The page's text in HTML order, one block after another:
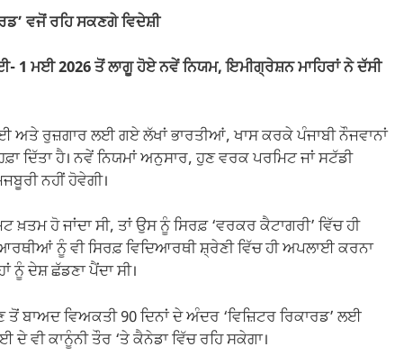
ਵਜੋਂ ਰਹਿ ਸਕਣਗੇ ਵਿਦੇਸ਼ੀ
1 ਮਈ 2026 ਤੋਂ ਲਾਗੂ ਹੋਏ ਨਵੇਂ ਨਿਯਮ, ਇਮੀਗ੍ਰੇਸ਼ਨ ਮਾਹਿਰਾਂ ਨੇ ਦੱਸੀ
ਅਤੇ ਰੁਜ਼ਗਾਰ ਲਈ ਗਏ ਲੱਖਾਂ ਭਾਰਤੀਆਂ, ਖਾਸ ਕਰਕੇ ਪੰਜਾਬੀ ਨੌਜਵਾਨਾਂ
ਦਿੱਤਾ ਹੈ। ਨਵੇਂ ਨਿਯਮਾਂ ਅਨੁਸਾਰ, ਹੁਣ ਵਰਕ ਪਰਮਿਟ ਜਾਂ ਸਟੱਡੀ
ਨਹੀਂ ਹੋਵੇਗੀ।
ਹੋ ਜਾਂਦਾ ਸੀ, ਤਾਂ ਉਸ ਨੂੰ ਸਿਰਫ਼ ‘ਵਰਕਰ ਕੈਟਾਗਰੀ’ ਵਿੱਚ ਹੀ
ਨੂੰ ਵੀ ਸਿਰਫ਼ ਵਿਦਿਆਰਥੀ ਸ਼੍ਰੇਣੀ ਵਿੱਚ ਹੀ ਅਪਲਾਈ ਕਰਨਾ
ਨੂੰ ਦੇਸ਼ ਛੱਡਣਾ ਪੈਂਦਾ ਸੀ।
ਬਾਅਦ ਵਿਅਕਤੀ 90 ਦਿਨਾਂ ਦੇ ਅੰਦਰ ‘ਵਿਜ਼ਿਟਰ ਰਿਕਾਰਡ’ ਲਈ
ਵੀ ਕਾਨੂੰਨੀ ਤੌਰ ‘ਤੇ ਕੈਨੇਡਾ ਵਿੱਚ ਰਹਿ ਸਕੇਗਾ।